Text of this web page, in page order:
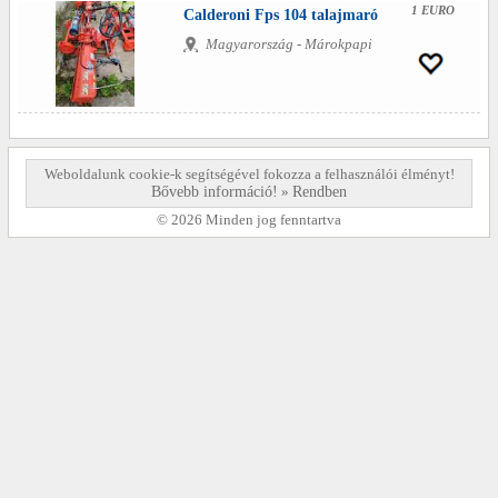
Calderoni Fps 104 talajmaró
Magyarország - Márokpapi
1 EURO
Weboldalunk cookie-k segítségével fokozza a felhasználói élményt!
Bővebb információ! » Rendben
© 2026 Minden jog fenntartva